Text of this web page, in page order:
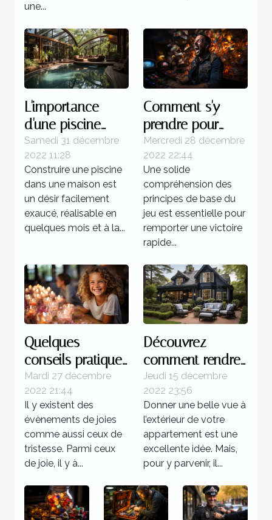
une...
L'importance
d'une piscine
dans une maison
Samedi 31 décembre
2022 11:28
Construire une piscine
dans une maison est
un désir facilement
exaucé, réalisable en
quelques mois et à la...
Comment s'y
prendre pour
gagner d'une
manière certaine
au multi ?
Mercredi 28 décembre
2022 22:44
Une solide
compréhension des
principes de base du
jeu est essentielle pour
remporter une victoire
rapide...
Quelques
conseils pratiques
pour réussir
l'organisation d'un
anniversaire
Mardi 27 décembre
2022 21:44
Il y existent des
évènements de joies
comme aussi ceux de
tristesse. Parmi ceux
de joie, il y à...
Découvrez
comment rendre
magnifique
l’extérieur de
votre maison
Jeudi 15 décembre
2022 23:56
Donner une belle vue à
l’extérieur de votre
appartement est une
excellente idée. Mais,
pour y parvenir, il...